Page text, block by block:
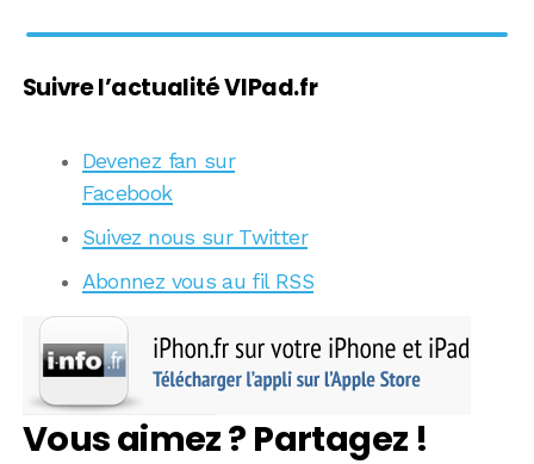
Suivre l’actualité VIPad.fr
Devenez fan sur
Facebook
Suivez nous sur Twitter
Abonnez vous au fil RSS
Vous aimez ? Partagez !